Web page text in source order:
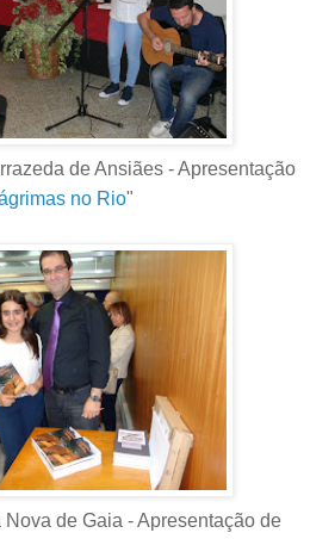
de Ansiães - Apresentação
no Rio"
Nova de Gaia - Apresentação de